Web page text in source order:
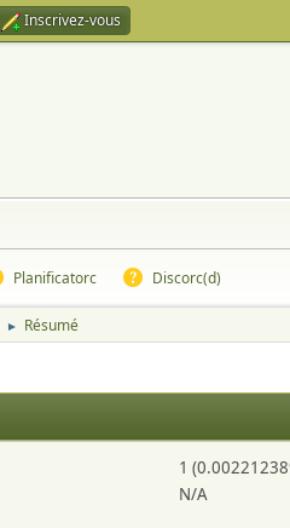
Inscrivez-vous
Planificatorc Discorc(d)
► Résumé
1
N/A